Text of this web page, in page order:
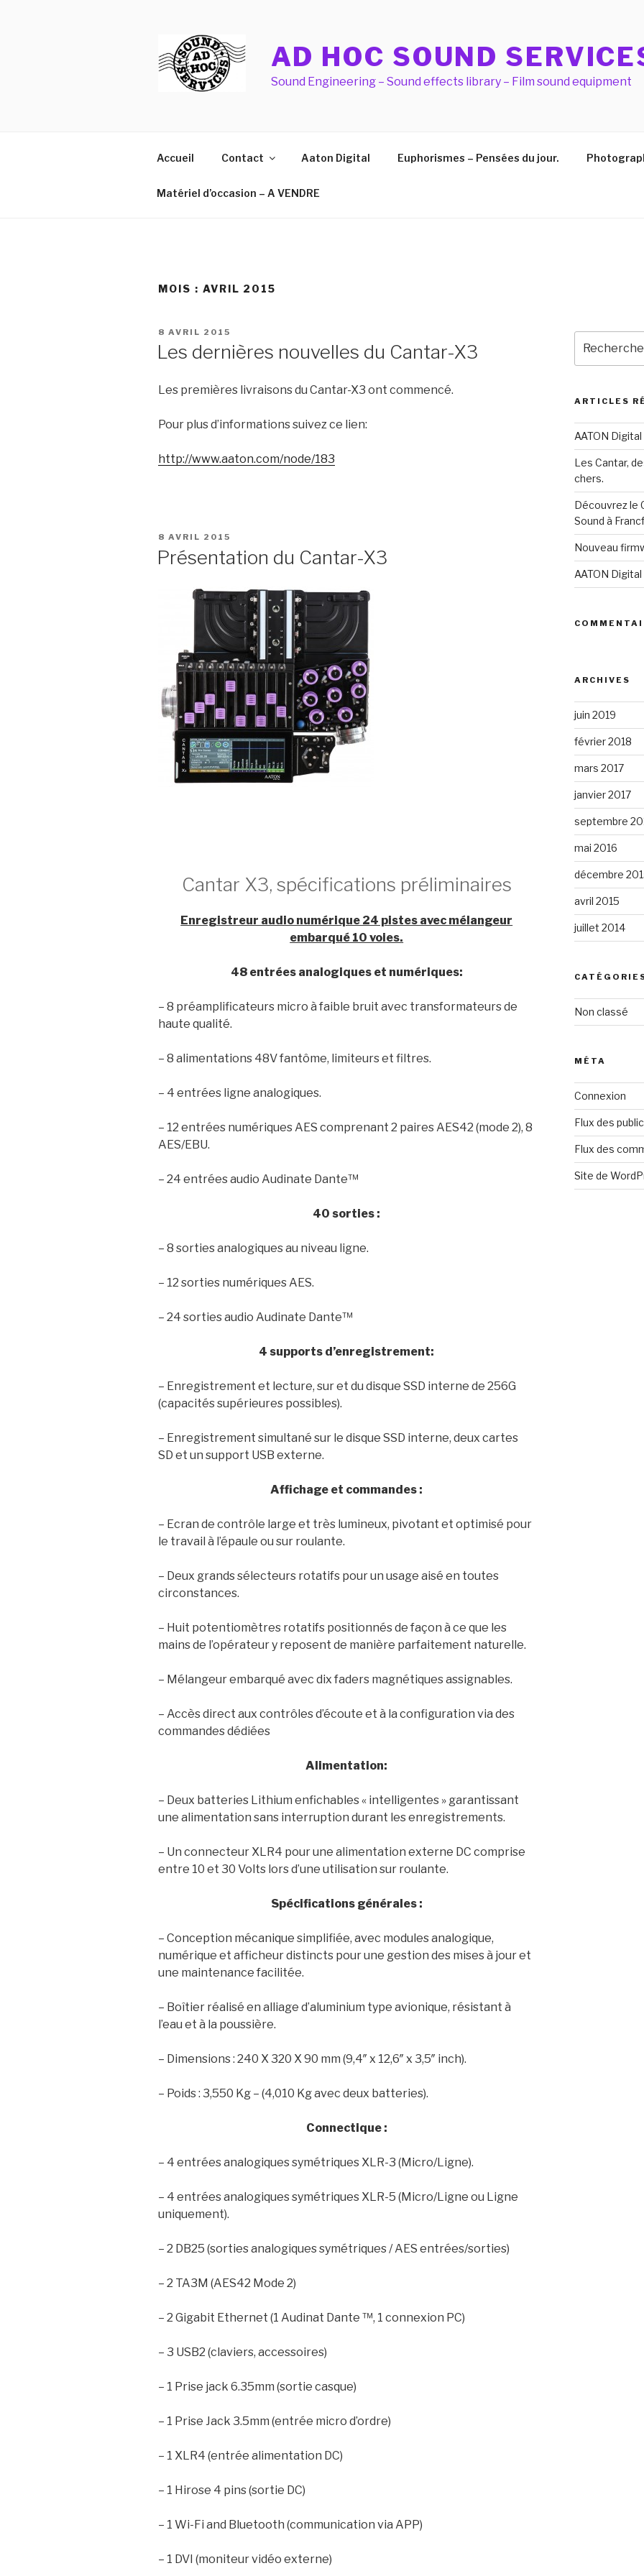
AD HOC SOUND
Sound Engineering – Sound effects library – Film sound equipment
Accueil Contact Aaton Digital Euphorismes – Pensées du jour.
Matériel d’occasion – A VENDRE
MOIS : AVRIL 2015
PUBLIÉ
8 AVRIL 2015
Les dernières nouvelles du Cantar-X3
Les premières livraisons du Cantar-X3 ont commencé.
Pour plus d’informations suivez ce lien:
http://www.aaton.com/node/183
PUBLIÉ
8 AVRIL 2015
Présentation du Cantar-X3
Cantar X3, spécifications préliminaires
Enregistreur audio numérique 24 pistes avec mélangeur
embarqué 10 voies.
48 entrées analogiques et numériques:
– 8 préamplificateurs micro à faible bruit avec transformateurs de
haute qualité.
– 8 alimentations 48V fantôme, limiteurs et filtres.
– 4 entrées ligne analogiques.
– 12 entrées numériques AES comprenant 2 paires AES42 (mode 2), 8
AES/EBU.
– 24 entrées audio Audinate Dante™
40 sorties :
– 8 sorties analogiques au niveau ligne.
– 12 sorties numériques AES.
– 24 sorties audio Audinate Dante™
4 supports d’enregistrement:
– Enregistrement et lecture, sur et du disque SSD interne de 256G
(capacités supérieures possibles).
– Enregistrement simultané sur le disque SSD interne, deux cartes
SD et un support USB externe.
Affichage et commandes :
– Ecran de contrôle large et très lumineux, pivotant et optimisé pour
le travail à l’épaule ou sur roulante.
– Deux grands sélecteurs rotatifs pour un usage aisé en toutes
circonstances.
– Huit potentiomètres rotatifs positionnés de façon à ce que les
mains de l’opérateur y reposent de manière parfaitement naturelle.
– Mélangeur embarqué avec dix faders magnétiques assignables.
– Accès direct aux contrôles d’écoute et à la configuration via des
commandes dédiées
Alimentation:
– Deux batteries Lithium enfichables « intelligentes » garantissant
une alimentation sans interruption durant les enregistrements.
– Un connecteur XLR4 pour une alimentation externe DC comprise
entre 10 et 30 Volts lors d’une utilisation sur roulante.
Spécifications générales :
– Conception mécanique simplifiée, avec modules analogique,
numérique et afficheur distincts pour une gestion des mises à jour et
une maintenance facilitée.
– Boîtier réalisé en alliage d’aluminium type avionique, résistant à
l’eau et à la poussière.
– Dimensions : 240 X 320 X 90 mm (9,4″ x 12,6″ x 3,5″ inch).
– Poids : 3,550 Kg – (4,010 Kg avec deux batteries).
Connectique :
– 4 entrées analogiques symétriques XLR-3 (Micro/Ligne).
– 4 entrées analogiques symétriques XLR-5 (Micro/Ligne ou Ligne
uniquement).
– 2 DB25 (sorties analogiques symétriques / AES entrées/sorties)
– 2 TA3M (AES42 Mode 2)
– 2 Gigabit Ethernet (1 Audinat Dante ™, 1 connexion PC)
– 3 USB2 (claviers, accessoires)
– 1 Prise jack 6.35mm (sortie casque)
– 1 Prise Jack 3.5mm (entrée micro d’ordre)
– 1 XLR4 (entrée alimentation DC)
– 1 Hirose 4 pins (sortie DC)
– 1 Wi-Fi and Bluetooth (communication via APP)
– 1 DVI (moniteur vidéo externe)
pour
:
ARTICLES
AATON
Les Cantar,
chers.
Découvrez le
Sound à
Nouveau
AATON
ARCHIVES
juin 2019
février 2018
mars 2017
janvier 2017
septembre
mai 2016
décembre
avril 2015
juillet 2014
Non classé
MÉTA
Connexion
Flux des
Flux des
Site de